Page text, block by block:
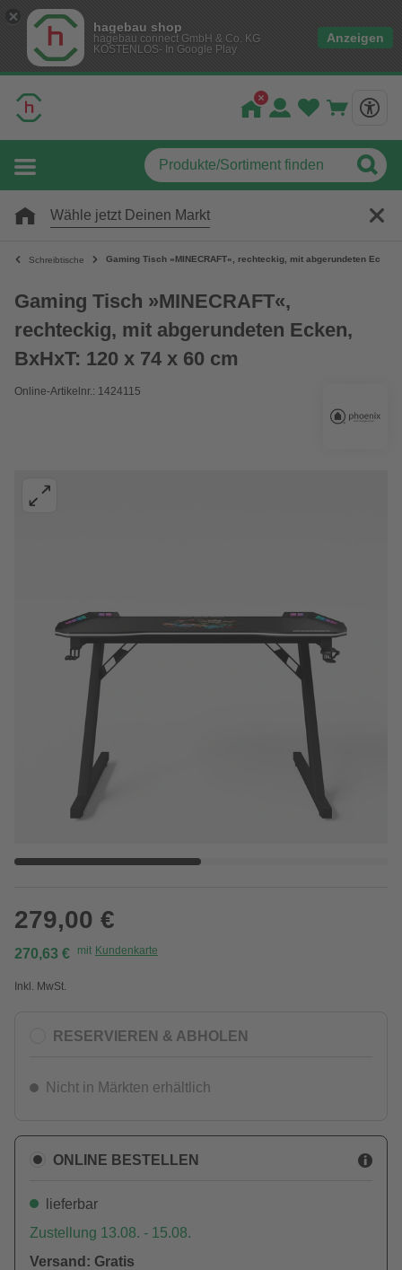
hagebau shop
hagebau connect GmbH & Co. KG
KOSTENLOS- In Google Play
Anzeigen
Wähle jetzt Deinen Markt
Schreibtische Gaming Tisch »MINECRAFT«, rechteckig, mit abgerundeten
Gaming Tisch »MINECRAFT«,
rechteckig, mit abgerundeten Ecken,
BxHxT: 120 x 74 x 60 cm
Online-Artikelnr.: 1424115
279,00 €
270,63 € mit Kundenkarte
Inkl. MwSt.
RESERVIEREN & ABHOLEN
Nicht in Märkten erhältlich
ONLINE BESTELLEN
lieferbar
Zustellung 13.08. - 15.08.
Versand: Gratis